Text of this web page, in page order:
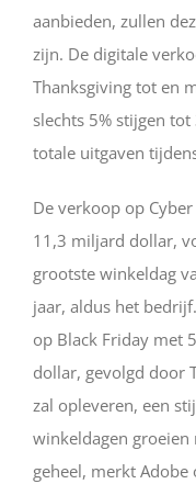
aanbieden, zullen
zijn. De digitale
Thanksgiving tot en
slechts 5% stijgen
totale uitgaven
De verkoop op
11,3 miljard dollar,
grootste winkeldag
jaar, aldus het
op Black Friday met
dollar, gevolgd door
zal opleveren, een
winkeldagen
geheel, merkt Adobe